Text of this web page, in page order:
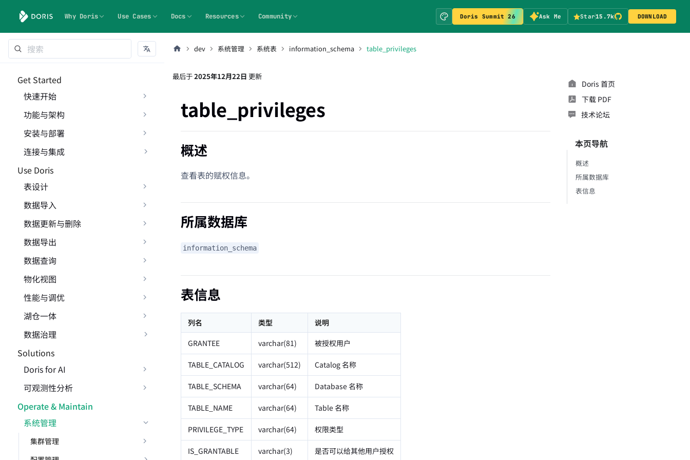
Why Doris Use Cases Docs Resources Community Doris Summit 26 Ask Me Star15.7k DOWNLOAD
Get Started
快速开始
功能与架构
安装与部署
连接与集成
Use Doris
表设计
数据导入
数据更新与删除
数据导出
数据查询
物化视图
性能与调优
湖仓一体
数据治理
Solutions
Doris for AI
可观测性分析
Operate & Maintain
系统管理
集群管理
dev 系统管理 系统表 information_schema table_privileges
最后于2025年12月22日 更新
table_privileges
概述
查看表的赋权信息。
所属数据库
information_schema
表信息
列名 类型
说明
GRANTEE
varchar(81) 被授权用户
TABLE_CATALOG varchar(512) Catalog 名称
TABLE_SCHEMA varchar(64) Database 名称
TABLE_NAME varchar(64) Table 名称
PRIVILEGE_TYPE varchar(64) 权限类型
IS_GRANTABLE varchar(3) 是否可以给其他用户授权
Doris 首页
下载 PDF
技术论坛
本页导航
概述
所属数据库
表信息